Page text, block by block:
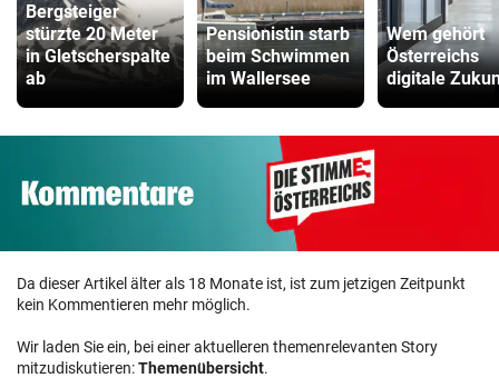
Bergsteiger
stürzte 20 Meter
in Gletscherspalte
ab
Pensionistin starb
beim Schwimmen
im Wallersee
Wem gehört
Österreichs
digitale
Da dieser Artikel älter als 18 Monate ist, ist zum jetzigen Zeitpunkt
kein Kommentieren mehr möglich.
Wir laden Sie ein, bei einer aktuelleren themenrelevanten Story
mitzudiskutieren:Themenübersicht.